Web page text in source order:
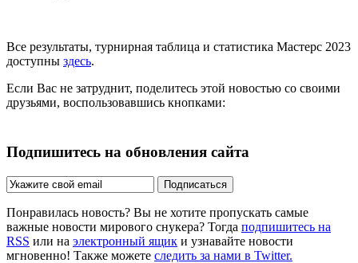
Все результаты, турнирная таблица и статистика Мастерс 2023
доступны здесь.
Если Вас не затруднит, поделитесь этой новостью со своими
друзьями, воспользовавшись кнопками:
Подпишитесь на обновления сайта
Подписаться
Понравилась новость? Вы не хотите пропускать самые
важные новости мирового снукера? Тогда подпишитесь на
RSS или на электронный ящик и узнавайте новости
мгновенно! Также можете следить за нами в Twitter.